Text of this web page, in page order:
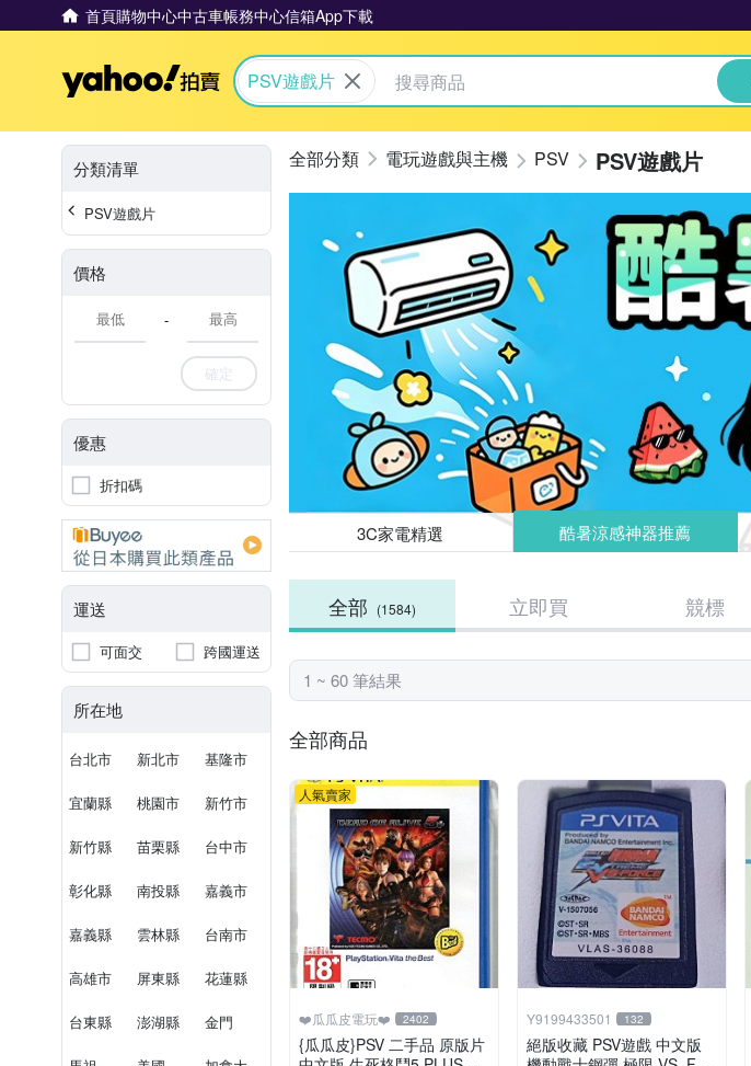
首頁購物中心中古車帳務中心信箱App下載
Yahoo拍賣
PSV遊戲片
分類清單
PSV遊戲片
價格
-
確定
優惠
折扣碼
運送
可面交 跨國運送
所在地
台北市 新北市 基隆市
宜蘭縣 桃園市 新竹市
新竹縣 苗栗縣 台中市
彰化縣 南投縣 嘉義市
嘉義縣 雲林縣 台南市
高雄市 屏東縣 花蓮縣
台東縣 澎湖縣 金門
電玩遊戲與主機 PSV PSV遊戲片
3C家電精選 酷暑涼感神器推薦
全部 (1584) 立即買 競標
1 ~ 60 筆結果
全部商品
人氣賣家
❤️瓜瓜皮電玩❤️ 2402
{瓜瓜皮}PSV 二手品 原版片
Y9199433501 132
絕版收藏 PSV遊戲 中文版